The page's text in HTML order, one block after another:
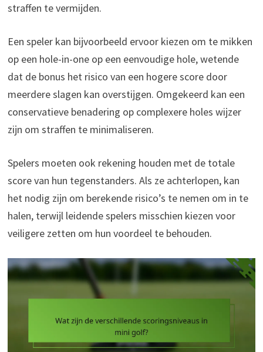
straffen te vermijden.
Een speler kan bijvoorbeeld ervoor kiezen om te mikken
op een hole-in-one op een eenvoudige hole, wetende
dat de bonus het risico van een hogere score door
meerdere slagen kan overstijgen. Omgekeerd kan een
conservatieve benadering op complexere holes wijzer
zijn om straffen te minimaliseren.
Spelers moeten ook rekening houden met de totale
score van hun tegenstanders. Als ze achterlopen, kan
het nodig zijn om berekende risico’s te nemen om in te
halen, terwijl leidende spelers misschien kiezen voor
veiligere zetten om hun voordeel te behouden.